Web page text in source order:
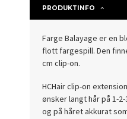
PRODUKTINFO
Farge Balayage er en
flott fargespill. Den
cm clip-on.
HCHairclip-on
ønsker langt hår på 1-
og på håret akkurat